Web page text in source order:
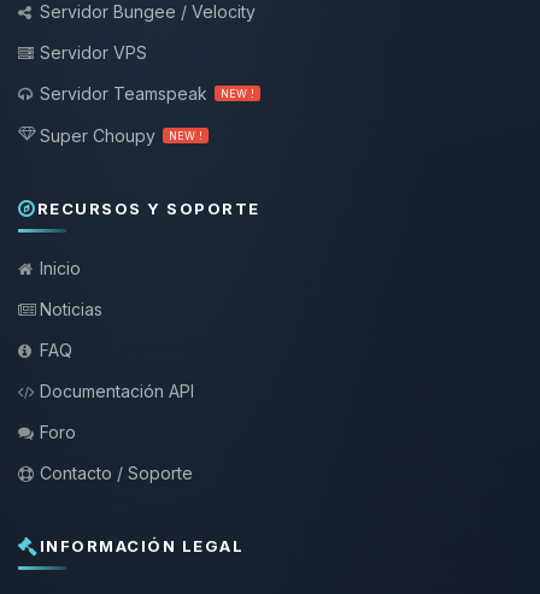
Servidor Bungee / Velocity
Servidor VPS
Servidor Teamspeak
NEW !
Super Choupy NEW !
RECURSOS Y SOPORTE
Inicio
Noticias
FAQ
Documentación API
Foro
Contacto / Soporte
INFORMACIÓN LEGAL